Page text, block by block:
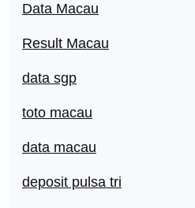
Data Macau
Result Macau
data sgp
toto macau
data macau
deposit pulsa tri